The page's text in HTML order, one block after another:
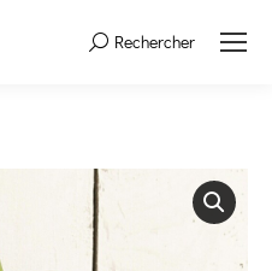
Search:Rechercher